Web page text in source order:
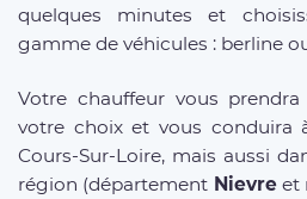
quelques minutes et
gamme de véhicules : berline
Votre chauffeur vous
votre choix et vous conduira
Cours-Sur-Loire, mais aussi
région (département Nievreet